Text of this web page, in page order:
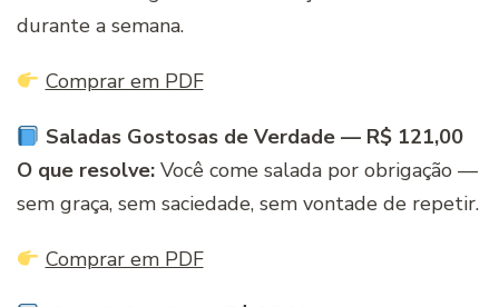
durante a semana.
Comprar em PDF
Saladas Gostosas de Verdade — R$ 121,00
O que resolve: Você come salada por obrigação —
sem graça, sem saciedade, sem vontade de repetir.
Comprar em PDF